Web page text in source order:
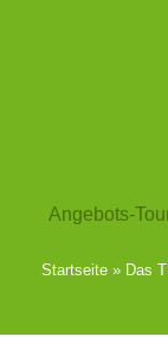
Angebots-
Startseite » Das